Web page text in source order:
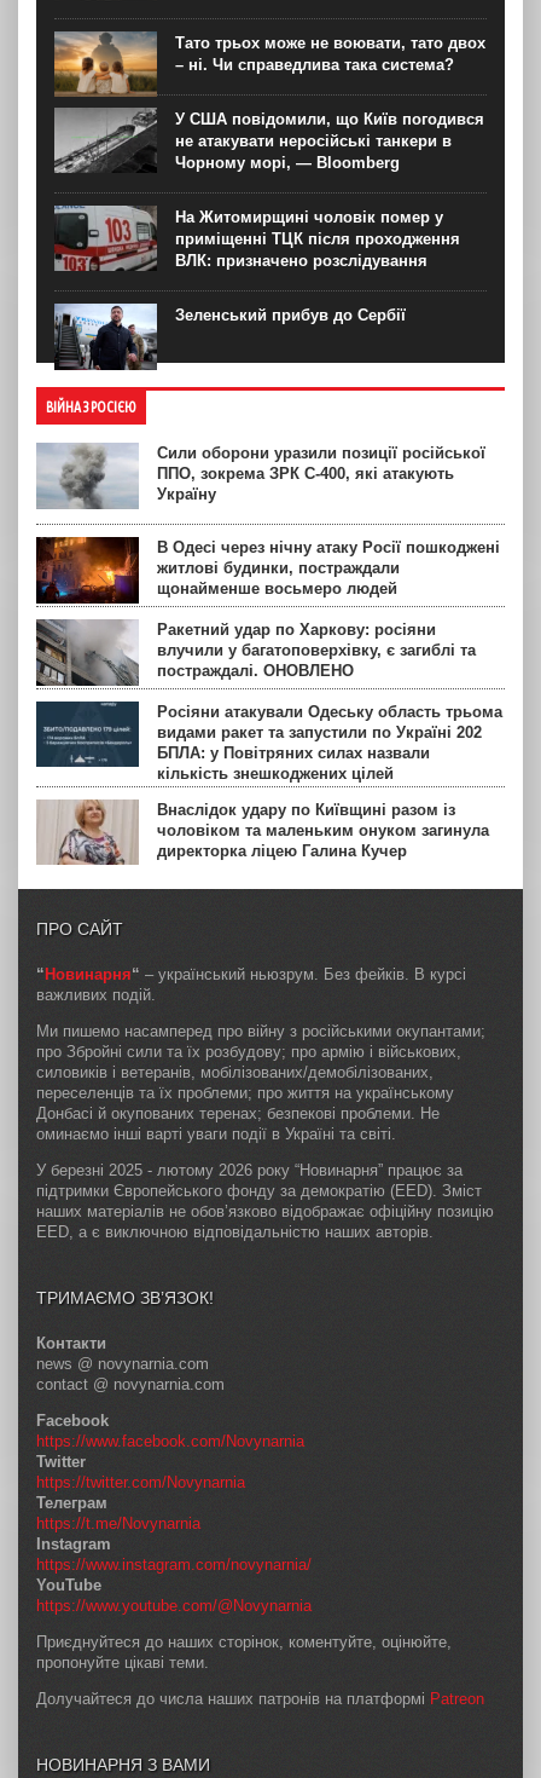
Тато трьох може не воювати, тато двох
– ні. Чи справедлива така система?
У США повідомили, що Київ погодився
не атакувати неросійські танкери в
Чорному морі, — Bloomberg
На Житомирщині чоловік помер у
приміщенні ТЦК після проходження
ВЛК: призначено розслідування
Зеленський прибув до Сербії
ВІЙНА З РОСІЄЮ
Сили оборони уразили позиції російської
ППО, зокрема ЗРК С-400, які атакують
Україну
В Одесі через нічну атаку Росії пошкоджені
житлові будинки, постраждали
щонайменше восьмеро людей
Ракетний удар по Харкову: росіяни
влучили у багатоповерхівку, є загиблі та
постраждалі. ОНОВЛЕНО
Росіяни атакували Одеську область трьома
видами ракет та запустили по Україні 202
БПЛА: у Повітряних силах назвали
кількість знешкоджених цілей
Внаслідок удару по Київщині разом із
чоловіком та маленьким онуком загинула
директорка ліцею Галина Кучер
ПРО САЙТ
“ Новинарня“ – український ньюзрум. Без фейків. В курсі
важливих подій.
Ми пишемо насамперед про війну з російськими окупантами;
про Збройні сили та їх розбудову; про армію і військових,
силовиків і ветеранів, мобілізованих/демобілізованих,
переселенців та їх проблеми; про життя на українському
Донбасі й окупованих теренах; безпекові проблеми. Не
оминаємо інші варті уваги події в Україні та світі.
У березні 2025 - лютому 2026 року “Новинарня” працює за
підтримки Європейського фонду за демократію (EED). Зміст
наших матеріалів не обов’язково відображає офіційну позицію
EED, а є виключною відповідальністю наших авторів.
ТРИМАЄМО ЗВ’ЯЗОК!
Контакти
news @ novynarnia.com
contact @ novynarnia.com
Facebook
https://www.facebook.com/Novynarnia
Twitter
https://twitter.com/Novynarnia
Телеграм
https://t.me/Novynarnia
Instagram
https://www.instagram.com/novynarnia/
YouTube
https://www.youtube.com/@Novynarnia
Приєднуйтеся до наших сторінок, коментуйте, оцінюйте,
пропонуйте цікаві теми.
Долучайтеся до числа наших патронів на платформі Patreon
НОВИНАРНЯ З ВАМИ